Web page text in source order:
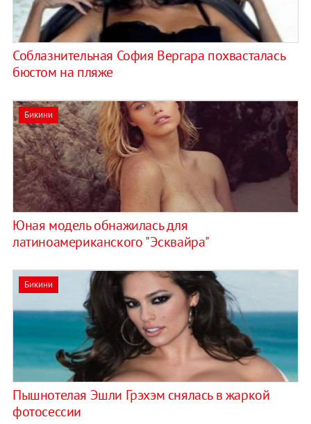
Соблазнительная София Вергара похвасталась
бюстом на пляже
Бикини
Юная модель обнажилась для
латиноамериканского "Эсквайра"
Бикини
Пышнотелая Эшли Грэхэм снялась в жаркой
фотосессии